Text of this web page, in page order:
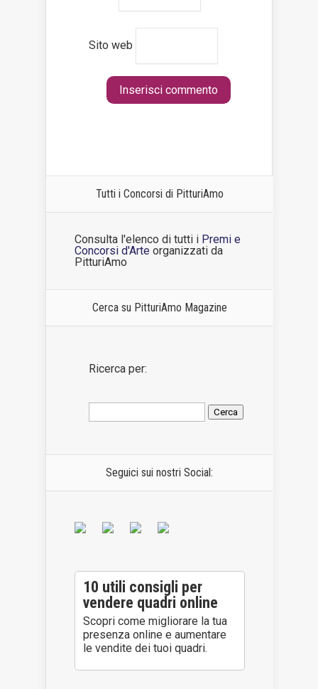
Sito web
Tutti i Concorsi di PitturiAmo
Consulta l'elenco di tutti i Premi e
Concorsi d'Arte organizzati da
PitturiAmo
Cerca su PitturiAmo Magazine
Ricerca per:
Seguici sui nostri Social:
10 utili consigli per
vendere quadri online
Scopri come migliorare la tua
presenza online e aumentare
le vendite dei tuoi quadri.